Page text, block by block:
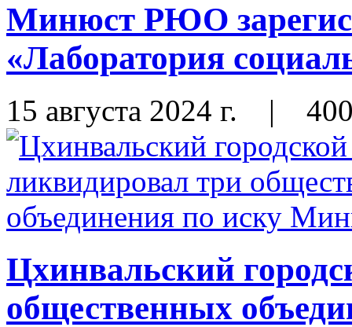
Минюст РЮО
«Лаборатория
15 августа 2024 г. |
Цхинвальский
общественных